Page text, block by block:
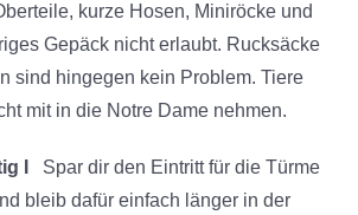
kurze Hosen, Miniröcke und
Gepäck nicht erlaubt. Rucksäcke
sind hingegen kein Problem. Tiere
mit in die Notre Dame nehmen.
I Spar dir den Eintritt für die Türme
bleib dafür einfach länger in der